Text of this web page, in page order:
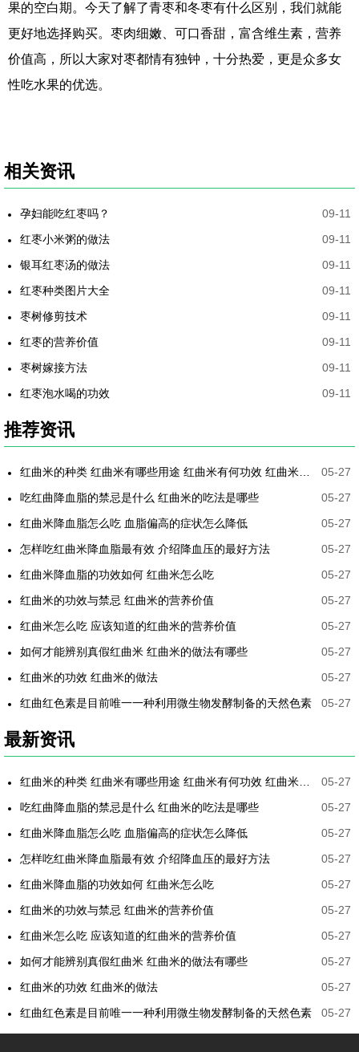
果的空白期。今天了解了青枣和冬枣有什么区别，我们就能
更好地选择购买。枣肉细嫩、可口香甜，富含维生素，营养
价值高，所以大家对枣都情有独钟，十分热爱，更是众多女
性吃水果的优选。
相关资讯
孕妇能吃红枣吗？
09-11
红枣小米粥的做法
09-11
银耳红枣汤的做法
09-11
红枣种类图片大全
09-11
枣树修剪技术
09-11
红枣的营养价值
09-11
枣树嫁接方法
09-11
红枣泡水喝的功效
09-11
推荐资讯
红曲米的种类 红曲米有哪些用途 红曲米有何功效 红曲米降血压怎样吃最有效
05-27
吃红曲降血脂的禁忌是什么 红曲米的吃法是哪些
05-27
红曲米降血脂怎么吃 血脂偏高的症状怎么降低
05-27
怎样吃红曲米降血脂最有效 介绍降血压的最好方法
05-27
红曲米降血脂的功效如何 红曲米怎么吃
05-27
红曲米的功效与禁忌 红曲米的营养价值
05-27
红曲米怎么吃 应该知道的红曲米的营养价值
05-27
如何才能辨别真假红曲米 红曲米的做法有哪些
05-27
红曲米的功效 红曲米的做法
05-27
红曲红色素是目前唯一一种利用微生物发酵制备的天然色素
05-27
最新资讯
红曲米的种类 红曲米有哪些用途 红曲米有何功效 红曲米降血压怎样吃最有效
05-27
吃红曲降血脂的禁忌是什么 红曲米的吃法是哪些
05-27
红曲米降血脂怎么吃 血脂偏高的症状怎么降低
05-27
怎样吃红曲米降血脂最有效 介绍降血压的最好方法
05-27
红曲米降血脂的功效如何 红曲米怎么吃
05-27
红曲米的功效与禁忌 红曲米的营养价值
05-27
红曲米怎么吃 应该知道的红曲米的营养价值
05-27
如何才能辨别真假红曲米 红曲米的做法有哪些
05-27
红曲米的功效 红曲米的做法
05-27
红曲红色素是目前唯一一种利用微生物发酵制备的天然色素
05-27